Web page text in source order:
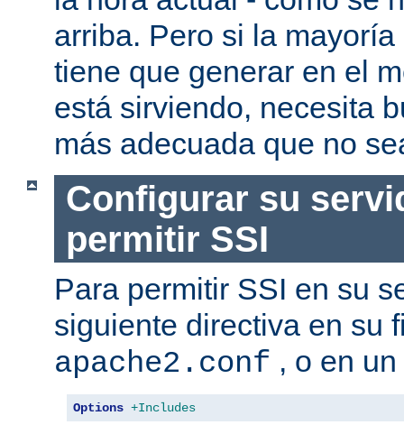
arriba. Pero si la
tiene que generar en el
está sirviendo, necesita
más adecuada que no
Configurar su
permitir SSI
Para permitir SSI en su
siguiente directiva en su
apache2.conf , o en
Options +Includes